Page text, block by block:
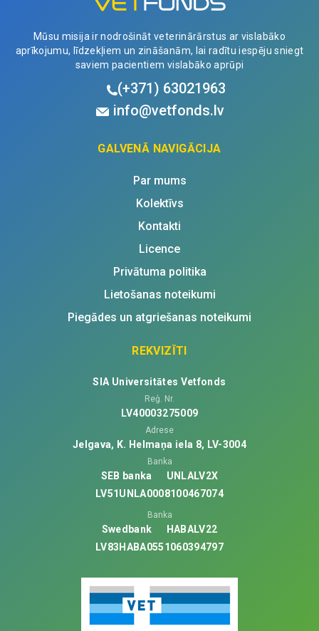
Mūsu misija ir nodrošināt veterinārārstus ar vislabāko
aprīkojumu, līdzekļiem un zināšanām, lai radītu iespēju sniegt
saviem pacientiem vislabāko aprūpi
(+371) 63021963
info@vetfonds.lv
GALVENĀ NAVIGĀCIJA
Par mums
Kolektīvs
Kontakti
Licence
Privātuma politika
Lietošanas noteikumi
Piegādes un atgriešanas noteikumi
REKVIZĪTI
SIA Universitātes Vetfonds
Reģ. Nr.
LV40003275009
Adrese
Jelgava, K. Helmaņa iela 8, LV-3004
Banka
SEB banka
UNLALV2X
LV51UNLA0008100467074
Banka
Swedbank
HABALV22
LV83HABA0551060394797